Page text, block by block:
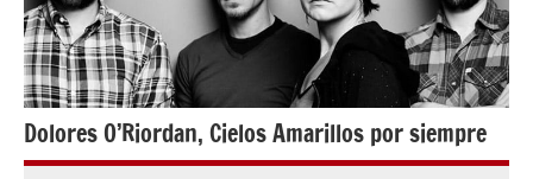
Dolores O’Riordan, Cielos Amarillos por siempre